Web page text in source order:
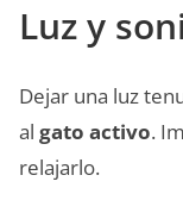
Luz y
Dejar una luz
al gato activo.
relajarlo.